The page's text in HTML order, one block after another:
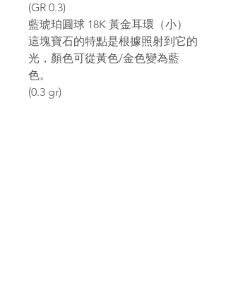
(GR 0.3)
藍琥珀圓球 18K 黃金耳環（小）
這塊寶石的特點是根據照射到它的
光，顏色可從黃色/金色變為藍
色。
(0.3 gr)